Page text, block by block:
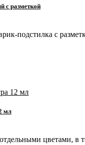
с разметкой
подстилка с
мл
цветами, в